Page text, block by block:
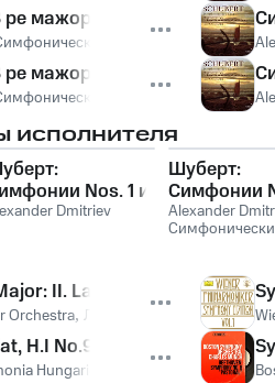
мажор, D. 200: III.
оркестр
мажор, D. 200: IV. Presto -
оркестр
исполнителя
Nos. 1 и
Dmitriev
Шуберт:
Симфонии
4
Alexander
II. Larghetto cantabile
Orchestra, Луиджи Керубини
H.I No.91 - 1. Largo-Allegro
Hungarica